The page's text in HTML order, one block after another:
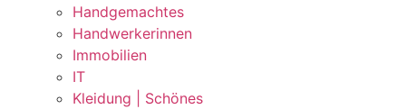
Handgemachtes
Handwerkerinnen
Immobilien
IT
Kleidung | Schönes